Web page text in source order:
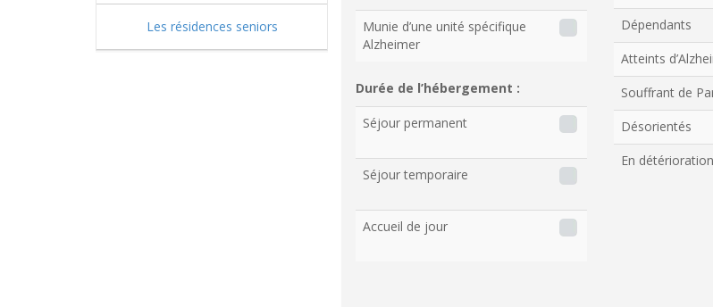
Les résidences seniors
Munie d’une unité spécifique
Alzheimer
Durée de l’hébergement :
Séjour permanent
Séjour temporaire
Accueil de jour
Dépendants
Atteints
Souffrant de
Désorientés
En